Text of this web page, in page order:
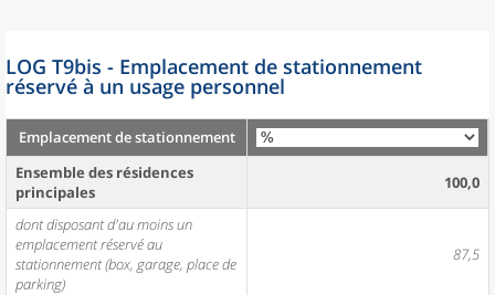
LOG T9bis - Emplacement de stationnement
réservé à un usage personnel
Emplacement de stationnement
Ensemble des résidences
principales
100,0
dont disposant d'au moins un
emplacement réservé au
stationnement (box, garage, place de
parking)
87,5